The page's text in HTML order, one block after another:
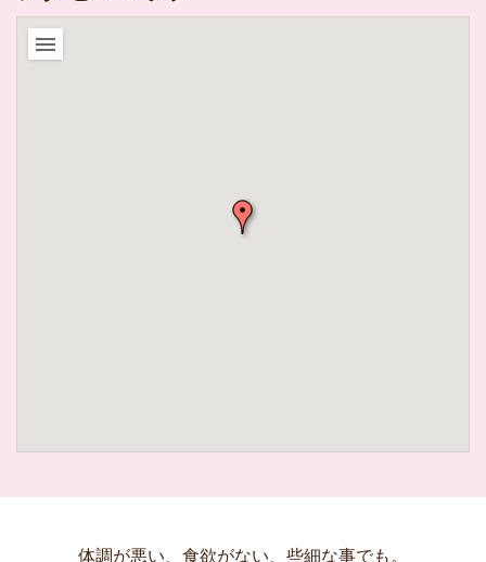
体調が悪い、食欲がない、些細な事でも。